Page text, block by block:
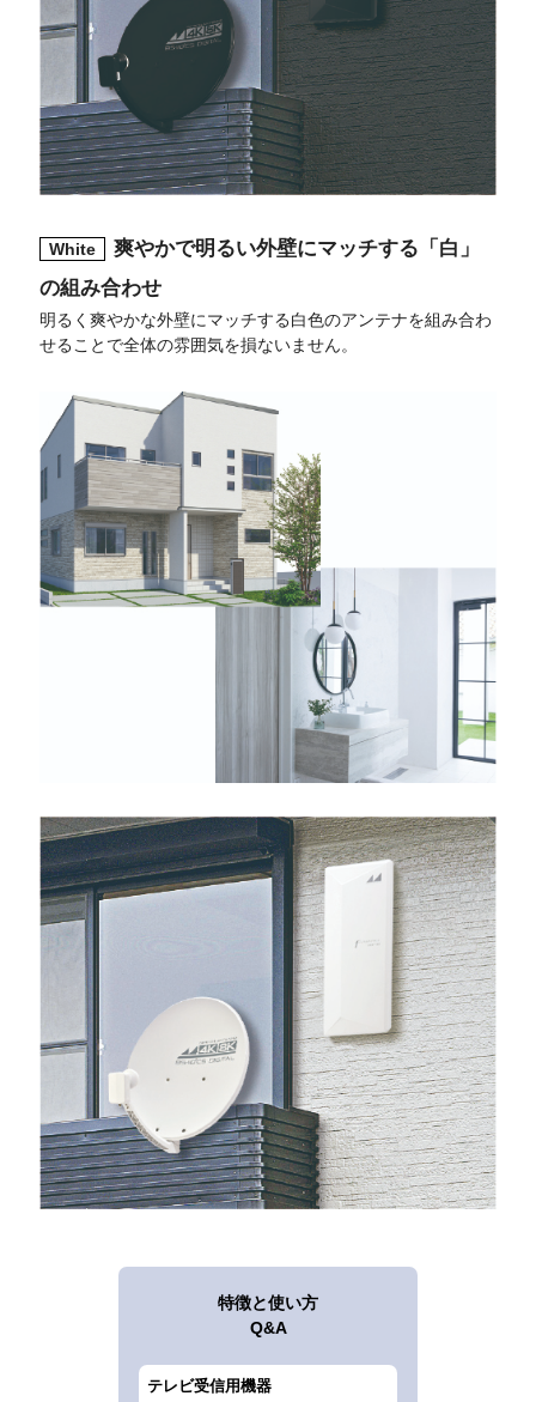
White
爽やかで明るい外壁にマッチする「白」
の組み合わせ
明るく爽やかな外壁にマッチする白色のアンテナを組み合わ
せることで全体の雰囲気を損ないません。